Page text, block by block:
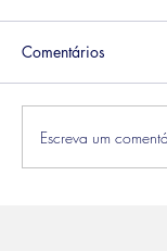
Como
atenção de
Comentários
Escreva um